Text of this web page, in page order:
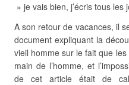
» je vais bien, j’écris tous les
A son retour de vacances, il
document expliquant la
vieil homme sur le fait que
main de l’homme, et
de cet article était de